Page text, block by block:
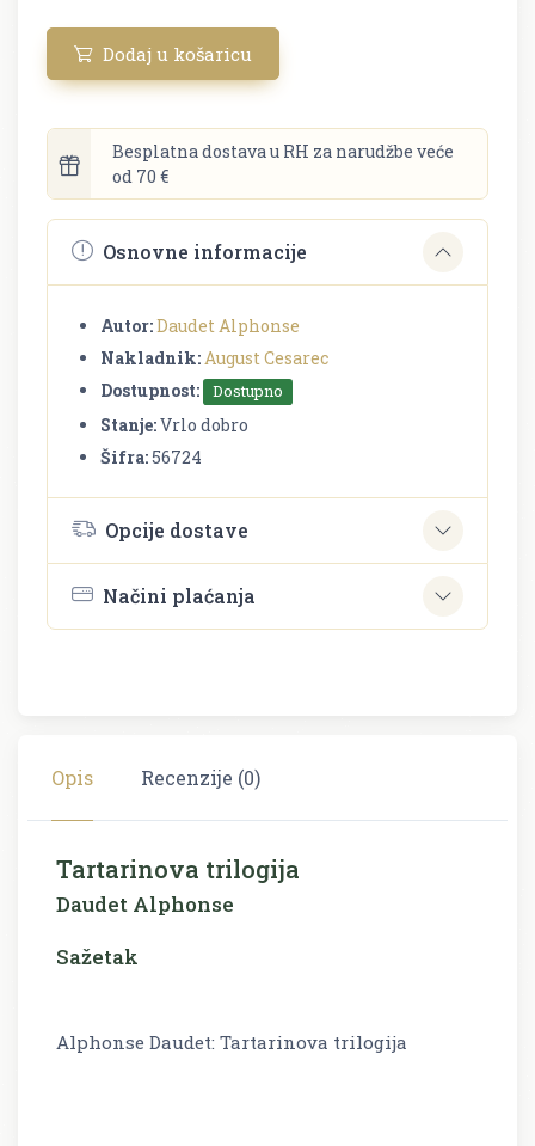
Dodaj u košaricu
Besplatna dostava u RH za narudžbe veće
od 70 €
Osnovne informacije
Autor:Daudet Alphonse
Nakladnik: August Cesarec
Dostupnost:
Dostupno
Stanje:Vrlo dobro
Šifra:56724
Opcije dostave
Načini plaćanja
Opis Recenzije (0)
Tartarinova trilogija
Daudet Alphonse
Sažetak
Alphonse Daudet: Tartarinova trilogija